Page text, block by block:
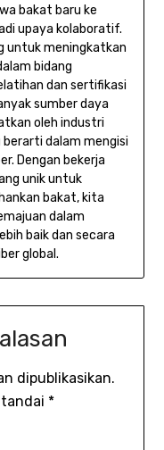
bakat baru ke
upaya kolaboratif.
untuk meningkatkan
bidang
dan sertifikasi
sumber daya
oleh industri
dalam mengisi
Dengan bekerja
unik untuk
bakat, kita
dalam
baik dan secara
global.
dipublikasikan.
*